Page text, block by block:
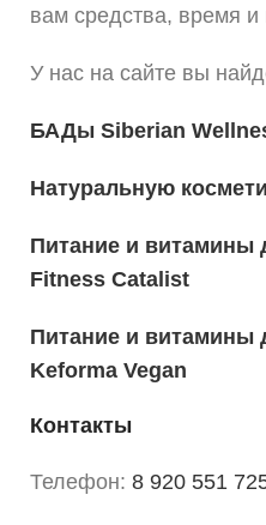
вам средства, время
У нас на сайте вы
БАДы Siberian
Натуральную
Питание и витамины
Fitness Catalist
Питание и витамины
Keforma Vegan
Контакты
Телефон: 8 920 551